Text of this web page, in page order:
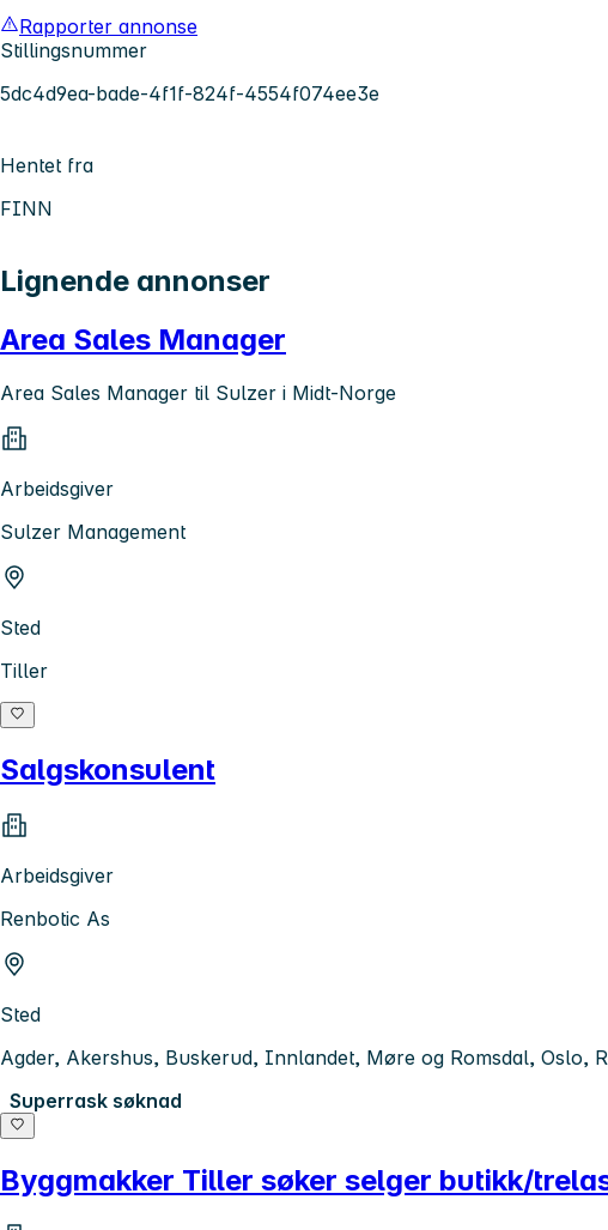
Rapporter annonse
Stillingsnummer
5dc4d9ea-bade-4f1f-824f-4554f074ee3e
Hentet fra
FINN
Lignende annonser
Area Sales Manager
Area Sales Manager til Sulzer i Midt-Norge
Arbeidsgiver
Sulzer Management
Sted
Tiller
Salgskonsulent
Arbeidsgiver
Renbotic As
Sted
Agder, Akershus, Buskerud, Innlandet, Møre og Romsdal, Oslo,
Superrask søknad
Byggmakker Tiller søker selger butikk/